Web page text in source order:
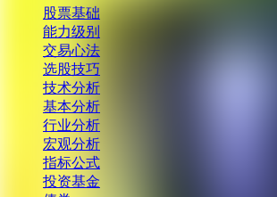
股票基础
能力级别
交易心法
选股技巧
技术分析
基本分析
行业分析
宏观分析
指标公式
投资基金